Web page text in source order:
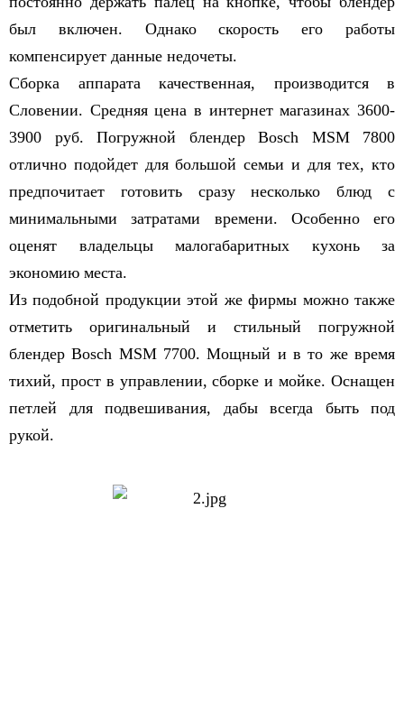
был включен. Однако скорость его работы
компенсирует данные недочеты.
Сборка аппарата качественная, производится в
Словении. Средняя цена в интернет магазинах 3600-
3900 руб. Погружной блендер Bosсh MSM 7800
отлично подойдет для большой семьи и для тех, кто
предпочитает готовить сразу несколько блюд с
минимальными затратами времени. Особенно его
оценят владельцы малогабаритных кухонь за
экономию места.
Из подобной продукции этой же фирмы можно также
отметить оригинальный и стильный погружной
блендер Bosch MSM 7700. Мощный и в то же время
тихий, прост в управлении, сборке и мойке. Оснащен
петлей для подвешивания, дабы всегда быть под
рукой.